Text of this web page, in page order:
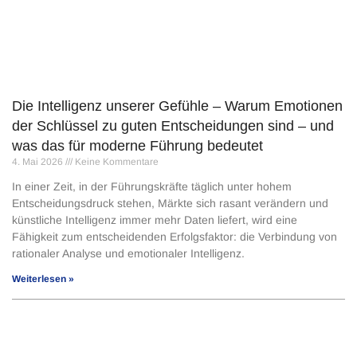
Die Intelligenz unserer Gefühle – Warum Emotionen
der Schlüssel zu guten Entscheidungen sind – und
was das für moderne Führung bedeutet
4. Mai 2026 Keine Kommentare
In einer Zeit, in der Führungskräfte täglich unter hohem
Entscheidungsdruck stehen, Märkte sich rasant verändern und
künstliche Intelligenz immer mehr Daten liefert, wird eine
Fähigkeit zum entscheidenden Erfolgsfaktor: die Verbindung von
rationaler Analyse und emotionaler Intelligenz.
Weiterlesen »